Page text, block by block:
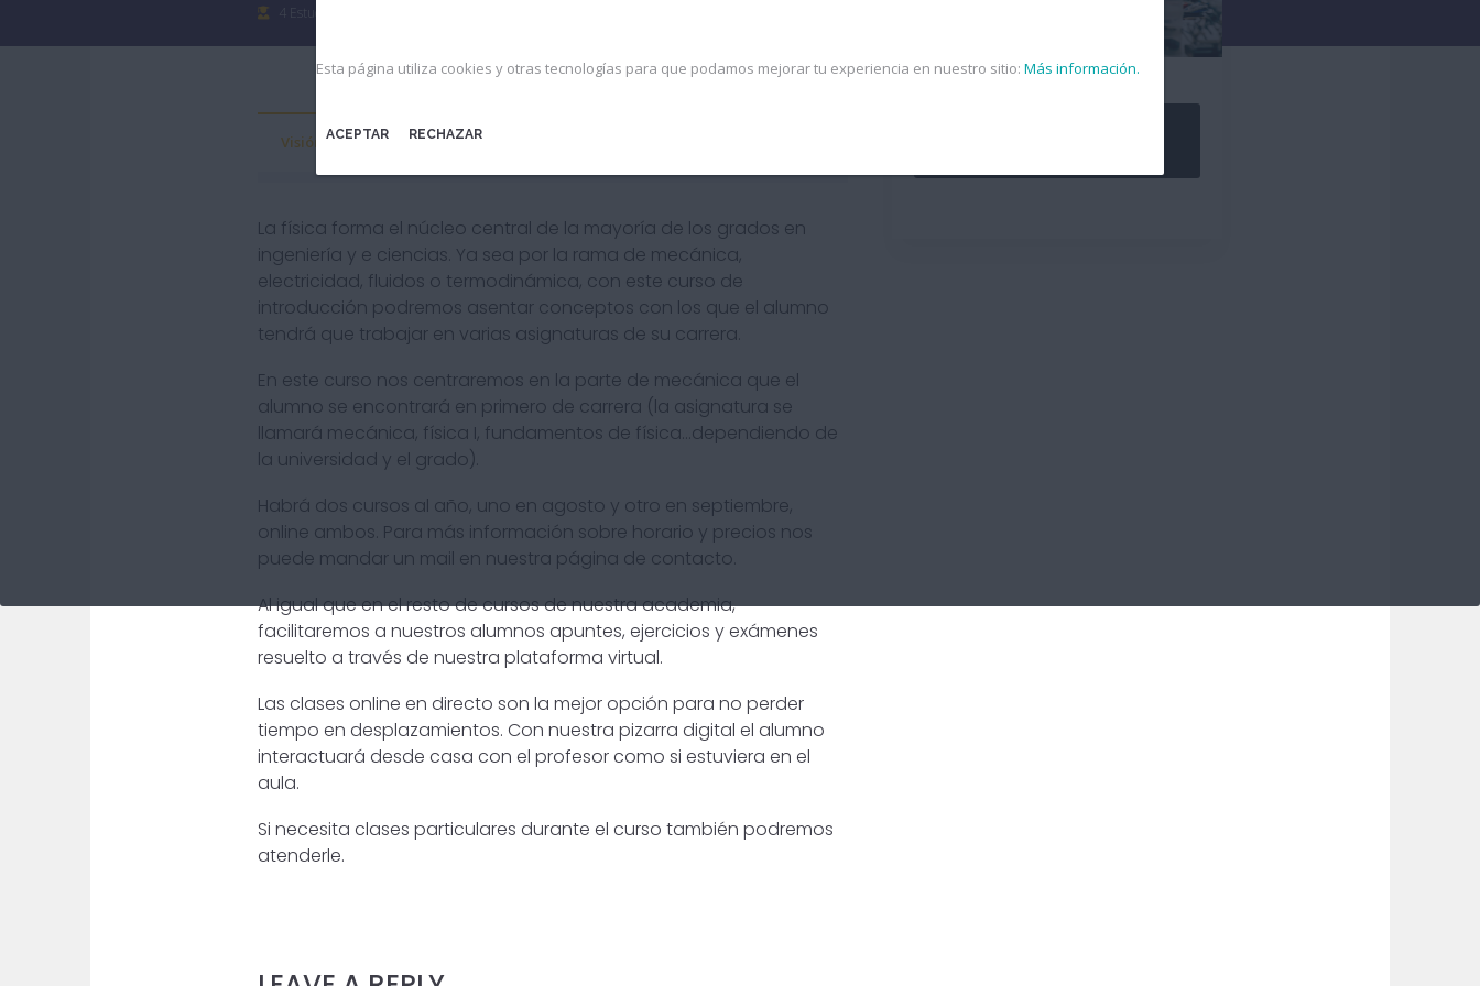
4 Estudiantes
Visión General
La física forma el núcleo central de la mayoría de los grados en
ingeniería y e ciencias. Ya sea por la rama de mecánica,
electricidad, fluidos o termodinámica, con este curso de
introducción podremos asentar conceptos con los que el alumno
tendrá que trabajar en varias asignaturas de su carrera.
En este curso nos centraremos en la parte de mecánica que el
alumno se encontrará en primero de carrera (la asignatura se
llamará mecánica, física I, fundamentos de física…dependiendo de
la universidad y el grado).
Habrá dos cursos al año, uno en agosto y otro en septiembre,
online ambos. Para más información sobre horario y precios nos
puede mandar un mail en nuestra página de contacto.
Al igual que en el resto de cursos de nuestra academia,
facilitaremos a nuestros alumnos apuntes, ejercicios y exámenes
resuelto a través de nuestra plataforma virtual.
Las clases online en directo son la mejor opción para no perder
tiempo en desplazamientos. Con nuestra pizarra digital el alumno
interactuará desde casa con el profesor como si estuviera en el
aula.
Si necesita clases particulares durante el curso también podremos
atenderle.
95.00€
Esta página utiliza cookies y otras tecnologías para que podamos mejorar tu experiencia en nuestro sitio: Más información.
ACEPTAR RECHAZAR